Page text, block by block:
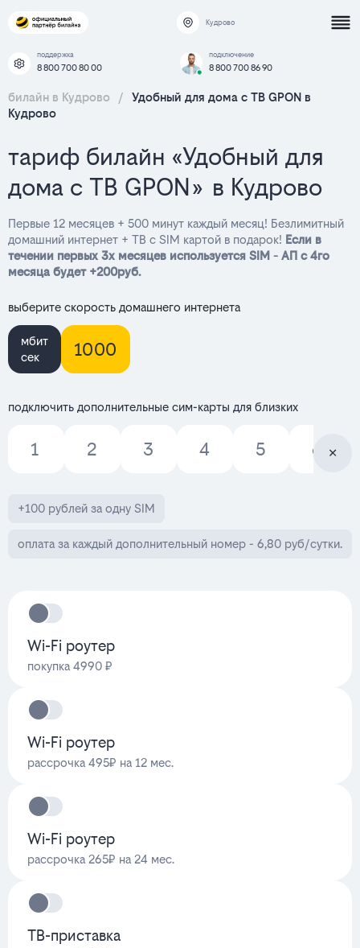
Кудрово
поддержка
8 800 700 80 00
подключение
8 800 700 86 90
билайн в Кудрово /
Удобный для дома с ТВ GPON в
Кудрово
тариф билайн «Удобный для
дома с ТВ GPON» в Кудрово
Первые 12 месяцев + 500 минут каждый месяц! Безлимитный
домашний интернет + ТВ с SIM картой в подарок! Если в
течении первых 3х месяцев используется SIM - АП с 4го
месяца будет +200руб.
выберите скорость домашнего интернета
мбит
сек
1000
подключить дополнительные сим-карты для близких
1 2 3 4 5 6
+100 рублей за одну SIM
оплата за каждый дополнительный номер - 6,80 руб/сутки.
Wi-Fi роутер
покупка 4990 ₽
Wi-Fi роутер
рассрочка 495₽ на 12 мес.
Wi-Fi роутер
рассрочка 265₽ на 24 мес.
ТВ-приставка